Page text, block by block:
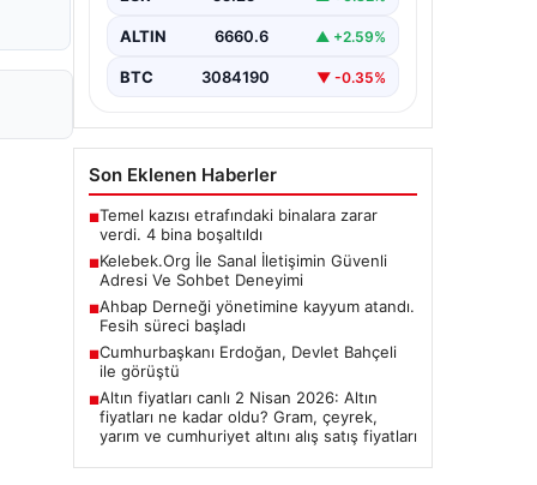
ALTIN 6660.6 ▲ +2.59%
BTC 3084190 ▼ -0.35%
Son Eklenen Haberler
■Temel kazısı etrafındaki binalara zarar
verdi. 4 bina boşaltıldı
■Kelebek.Org İle Sanal İletişimin Güvenli
Adresi Ve Sohbet Deneyimi
■Ahbap Derneği yönetimine kayyum atandı.
Fesih süreci başladı
■Cumhurbaşkanı Erdoğan, Devlet Bahçeli
ile görüştü
■Altın fiyatları canlı 2 Nisan 2026: Altın
fiyatları ne kadar oldu? Gram, çeyrek,
yarım ve cumhuriyet altını alış satış fiyatları